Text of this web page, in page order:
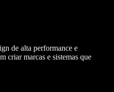
de alta performance e
criar marcas e sistemas que